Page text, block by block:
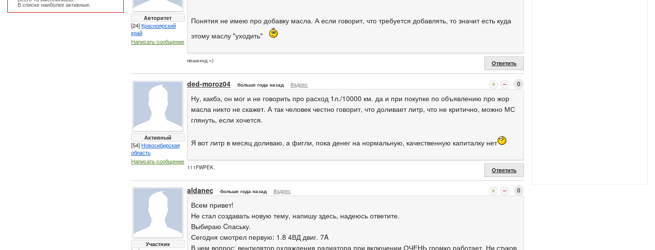
Авторитет
[24]Красноярский
край
Написать сообщение
Понятия не имею про добавку масла. А если говорит, что требуется добавлять, то значит есть куда
этому маслу "уходить"
пешеход =) Ответить
Активный
[54]Новосибирская
область
Написать сообщение
ded-moroz04 больше года назад #адрес 0
Ну, какбэ, он мог и не говорить про расход 1л./10000 км. да и при покупке по объявлению про жор
масла никто не скажет. А так человек честно говорит, что доливает литр, что не критично, можно МС
глянуть, если хочется.
Я вот литр в месяц доливаю, а фигли, пока денег на нормальную, качественную капиталку нет
111FWPEK. Ответить
Участник
aldanec больше года назад #адрес 0
Всем привет!
Не стал создавать новую тему, напишу здесь, надеюсь ответите.
Выбираю Cпаську.
Сегодня смотрел первую: 1.8 4ВД двиг. 7A
В чем вопрос: вентилятор охлаждения радиатора при включении ОЧЕНЬ громко работает. Ни стуков,
В списке наиболее активные.